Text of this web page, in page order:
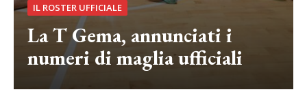
IL ROSTER UFFICIALE
La T Gema, annunciati i
numeri di maglia ufficiali